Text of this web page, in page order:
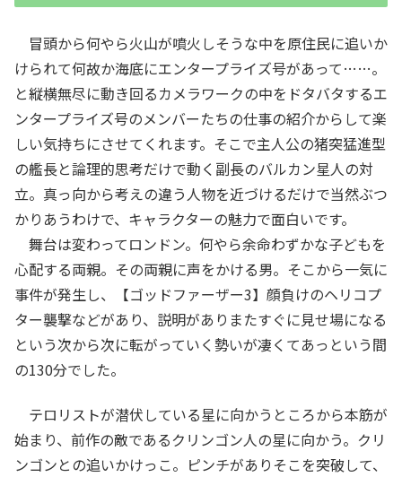
冒頭から何やら火山が噴火しそうな中を原住民に追いか
けられて何故か海底にエンタープライズ号があって……。
と縦横無尽に動き回るカメラワークの中をドタバタするエ
ンタープライズ号のメンバーたちの仕事の紹介からして楽
しい気持ちにさせてくれます。そこで主人公の猪突猛進型
の艦長と論理的思考だけで動く副長のバルカン星人の対
立。真っ向から考えの違う人物を近づけるだけで当然ぶつ
かりあうわけで、キャラクターの魅力で面白いです。
舞台は変わってロンドン。何やら余命わずかな子どもを
心配する両親。その両親に声をかける男。そこから一気に
事件が発生し、【ゴッドファーザー3】顔負けのヘリコプ
ター襲撃などがあり、説明がありまたすぐに見せ場になる
という次から次に転がっていく勢いが凄くてあっという間
の130分でした。
テロリストが潜伏している星に向かうところから本筋が
始まり、前作の敵であるクリンゴン人の星に向かう。クリ
ンゴンとの追いかけっこ。ピンチがありそこを突破して、